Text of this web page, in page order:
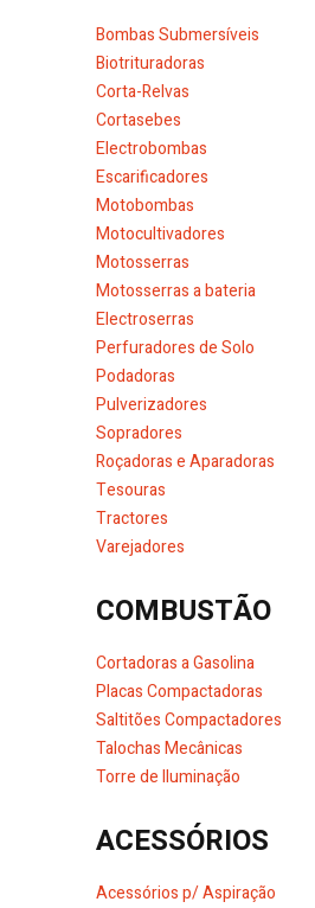
Bombas Submersíveis
Biotrituradoras
Corta-Relvas
Cortasebes
Electrobombas
Escarificadores
Motobombas
Motocultivadores
Motosserras
Motosserras a bateria
Electroserras
Perfuradores de Solo
Podadoras
Pulverizadores
Sopradores
Roçadoras e Aparadoras
Tesouras
Tractores
Varejadores
COMBUSTÃO
Cortadoras a Gasolina
Placas Compactadoras
Saltitões Compactadores
Talochas Mecânicas
Torre de Iluminação
ACESSÓRIOS
Acessórios p/ Aspiração